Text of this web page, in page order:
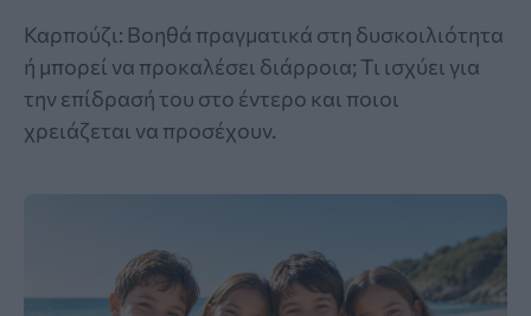
Καρπούζι: Βοηθά πραγματικά στη δυσκοιλιότητα
ή μπορεί να προκαλέσει διάρροια; Τι ισχύει για
την επίδρασή του στο έντερο και ποιοι
χρειάζεται να προσέχουν.